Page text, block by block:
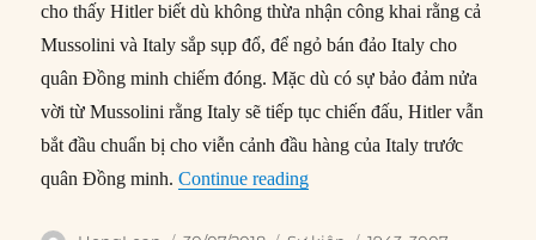
cho thấy Hitler biết dù không thừa nhận công khai rằng cả
Mussolini và Italy sắp sụp đổ, để ngỏ bán đảo Italy cho
quân Đồng minh chiếm đóng. Mặc dù có sự bảo đảm nửa
vời từ Mussolini rằng Italy sẽ tiếp tục chiến đấu, Hitler vẫn
bắt đầu chuẩn bị cho viễn cảnh đầu hàng của Italy trước
quân Đồng minh.Continue reading“30/07/1943: Hitler biết tin